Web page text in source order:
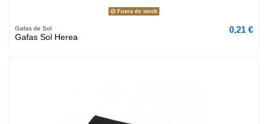
Fuera de stock
Gafas de Sol
Gafas Sol Herea
0,21 €